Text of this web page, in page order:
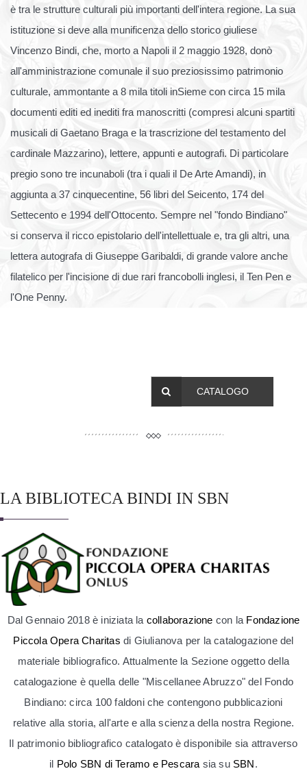
è tra le strutture culturali più importanti dell'intera regione. La sua
istituzione si deve alla munificenza dello storico giuliese
Vincenzo Bindi, che, morto a Napoli il 2 maggio 1928, donò
all'amministrazione comunale il suo preziosissimo patrimonio
culturale, ammontante a 8 mila titoli inSieme con circa 15 mila
documenti editi ed inediti fra manoscritti (compresi alcuni spartiti
musicali di Gaetano Braga e la trascrizione del testamento del
cardinale Mazzarino), lettere, appunti e autografi. Di particolare
pregio sono tre incunaboli (tra i quali il De Arte Amandi), in
aggiunta a 37 cinquecentine, 56 libri del Seicento, 174 del
Settecento e 1994 dell'Ottocento. Sempre nel "fondo Bindiano"
si conserva il ricco epistolario dell'intellettuale e, tra gli altri, una
lettera autografa di Giuseppe Garibaldi, di grande valore anche
filatelico per l'incisione di due rari francobolli inglesi, il Ten Pen e
l'One Penny.
CATALOGO
LA BIBLIOTECA BINDI IN SBN
Dal Gennaio 2018 è iniziata la collaborazione con la Fondazione
Piccola Opera Charitas di Giulianova per la catalogazione del
materiale bibliografico. Attualmente la Sezione oggetto della
catalogazione è quella delle "Miscellanee Abruzzo" del Fondo
Bindiano: circa 100 faldoni che contengono pubblicazioni
relative alla storia, all'arte e alla scienza della nostra Regione.
Il patrimonio bibliografico catalogato è disponibile sia attraverso
il Polo SBN di Teramo e Pescara sia su SBN.